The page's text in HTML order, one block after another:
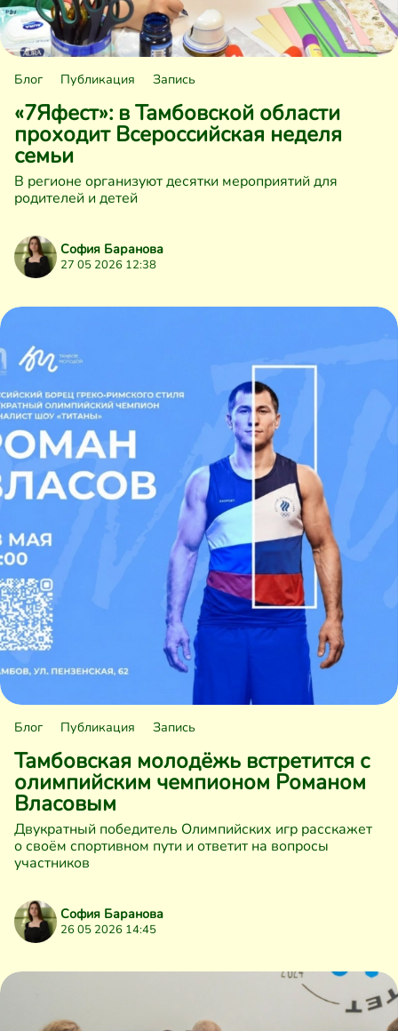
Блог Публикация Запись
«7Яфест»: в Тамбовской области
проходит Всероссийская неделя
семьи
В регионе организуют десятки мероприятий для
родителей и детей
София Баранова
27 05 2026 12:38
Блог Публикация Запись
Тамбовская молодёжь встретится с
олимпийским чемпионом Романом
Власовым
Двукратный победитель Олимпийских игр расскажет
о своём спортивном пути и ответит на вопросы
участников
София Баранова
26 05 2026 14:45